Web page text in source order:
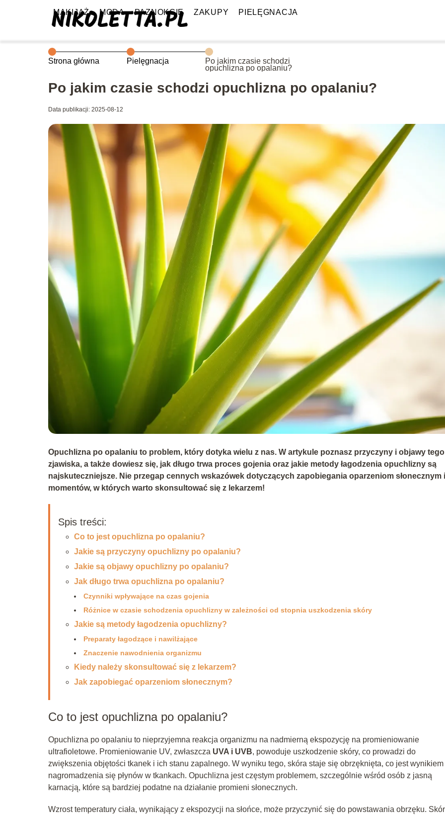
MAKIJAŻ MODA PAZNOKCIE ZAKUPY PIELĘGNACJA
Strona główna Pielęgnacja
Po jakim czasie schodzi
opuchlizna po opalaniu?
Po jakim czasie schodzi opuchlizna po opalaniu?
Data publikacji: 2025-08-12
Opuchlizna po opalaniu to problem, który dotyka wielu z nas. W artykule poznasz przyczyny i objawy tego
zjawiska, a także dowiesz się, jak długo trwa proces gojenia oraz jakie metody łagodzenia opuchlizny są
najskuteczniejsze. Nie przegap cennych wskazówek dotyczących zapobiegania oparzeniom słonecznym i
momentów, w których warto skonsultować się z lekarzem!
Spis treści:
Co to jest opuchlizna po opalaniu?
Jakie są przyczyny opuchlizny po opalaniu?
Jakie są objawy opuchlizny po opalaniu?
Jak długo trwa opuchlizna po opalaniu?
Czynniki wpływające na czas gojenia
Różnice w czasie schodzenia opuchlizny w zależności od stopnia uszkodzenia skóry
Jakie są metody łagodzenia opuchlizny?
Preparaty łagodzące i nawilżające
Znaczenie nawodnienia organizmu
Kiedy należy skonsultować się z lekarzem?
Jak zapobiegać oparzeniom słonecznym?
Co to jest opuchlizna po opalaniu?
Opuchlizna po opalaniu to nieprzyjemna reakcja organizmu na nadmierną ekspozycję na promieniowanie
ultrafioletowe. Promieniowanie UV, zwłaszcza UVA i UVB, powoduje uszkodzenie skóry, co prowadzi do
zwiększenia objętości tkanek i ich stanu zapalnego. W wyniku tego, skóra staje się obrzęknięta, co jest wynikiem
nagromadzenia się płynów w tkankach. Opuchlizna jest częstym problemem, szczególnie wśród osób z jasną
karnacją, które są bardziej podatne na działanie promieni słonecznych.
Wzrost temperatury ciała, wynikający z ekspozycji na słońce, może przyczynić się do powstawania obrzęku.